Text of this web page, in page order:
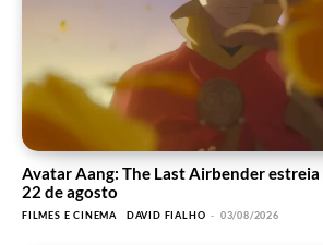
Avatar Aang: The Last Airbender estreia
22 de agosto
FILMES E CINEMA DAVID FIALHO - 03/08/2026